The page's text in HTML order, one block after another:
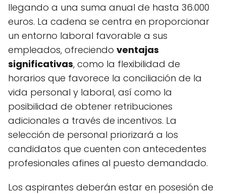
llegando a una suma anual de hasta 36.000
euros. La cadena se centra en proporcionar
un entorno laboral favorable a sus
empleados, ofreciendo ventajas
significativas, como la flexibilidad de
horarios que favorece la conciliación de la
vida personal y laboral, así como la
posibilidad de obtener retribuciones
adicionales a través de incentivos. La
selección de personal priorizará a los
candidatos que cuenten con antecedentes
profesionales afines al puesto demandado.
Los aspirantes deberán estar en posesión de